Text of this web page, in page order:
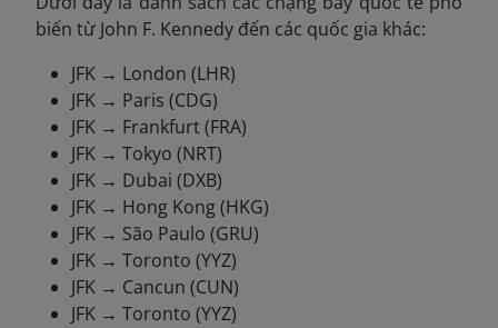
biến từ John F. Kennedy đến các quốc gia khác:
JFK → London (LHR)
JFK → Paris (CDG)
JFK → Frankfurt (FRA)
JFK → Tokyo (NRT)
JFK → Dubai (DXB)
JFK → Hong Kong (HKG)
JFK → São Paulo (GRU)
JFK → Toronto (YYZ)
JFK → Cancun (CUN)
JFK → Toronto (YYZ)